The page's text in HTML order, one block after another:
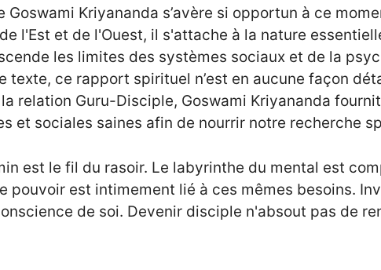
Kriyananda s’avère si opportun à ce
l'Est et de l'Ouest, il s'attache à la nature
les limites des systèmes sociaux et de la
texte, ce rapport spirituel n’est en aucune façon
relation Guru-Disciple, Goswami Kriyananda
et sociales saines afin de nourrir notre recherche
est le fil du rasoir. Le labyrinthe du mental est
pouvoir est intimement lié à ces mêmes besoins.
de soi. Devenir disciple n'absout pas de